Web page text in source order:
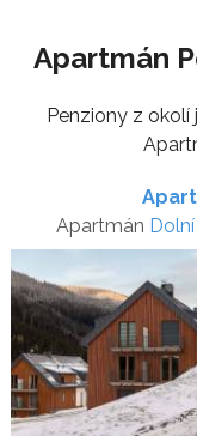
Apartmán
Penziony z
Apartmán